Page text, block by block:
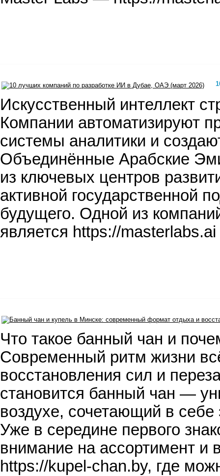
Искусственный интеллект
Компании автоматизируют
системы аналитики и
Объединённые Арабские
из ключевых центров
активной государственной
будущего. Одной из
является https://
Что такое банный чан и
Современный ритм жизни
восстановления сил и
становится банный чан —
воздухе, сочетающий в
Уже в середине первого
внимание на ассортимент и
https://kupel-chan.by, где